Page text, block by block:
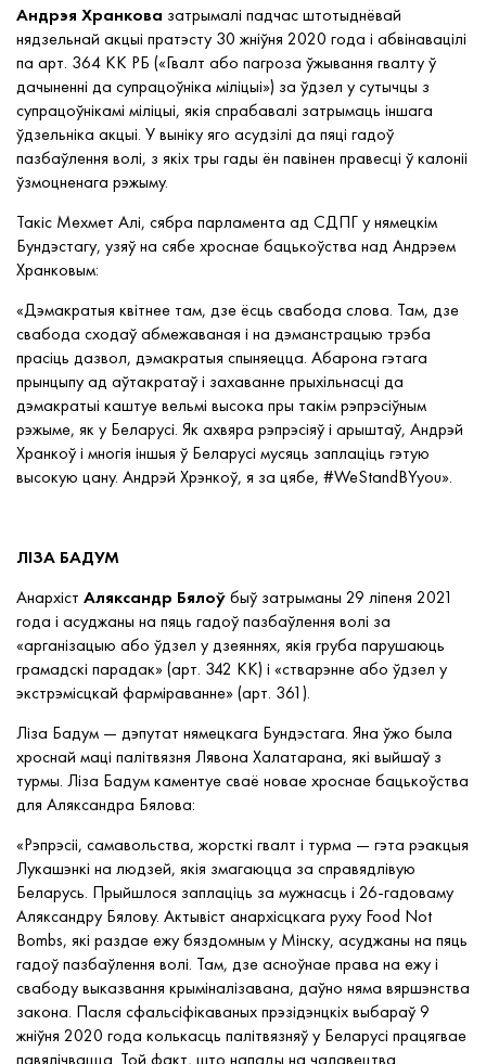
Андрэя Хранкова затрымалі падчас штотыднёвай
нядзельнай акцыі пратэсту 30 жніўня 2020 года і абвінавацілі
па арт. 364 КК РБ («Гвалт або пагроза ўжывання гвалту ў
дачыненні да супрацоўніка міліцыі») за ўдзел у сутычцы з
супрацоўнікамі міліцыі, якія спрабавалі затрымаць іншага
ўдзельніка акцыі. У выніку яго асудзілі да пяці гадоў
пазбаўлення волі, з якіх тры гады ён павінен правесці ў калоніі
ўзмоцненага рэжыму.
Такіс Мехмет Алі, сябра парламента ад СДПГ у нямецкім
Бундэстагу, узяў на сябе хроснае бацькоўства над Андрэем
Хранковым:
«Дэмакратыя квітнее там, дзе ёсць свабода слова. Там, дзе
свабода сходаўабмежаваная і на дэманстрацыю трэба
прасіць дазвол, дэмакратыя спыняецца. Абарона гэтага
прынцыпу ад аўтакратаў і захаванне прыхільнасці да
дэмакратыі каштуе вельмі высока пры такім рэпрэсіўным
рэжыме, як у Беларусі. Як ахвяра рэпрэсіяў і арыштаў, Андрэй
Хранкоў і многія іншыя ў Беларусі мусяць заплаціць гэтую
высокую цану. Андрэй Хрэнкоў, я за цябе, #WeStandBYyou».
ЛІЗА БАДУМ
Анархіст Аляксандр Бялоўбыў затрыманы 29 ліпеня 2021
года і асуджаны на пяць гадоў пазбаўлення волі за
«арганізацыю або ўдзел у дзеяннях, якія груба парушаюць
грамадскі парадак» (арт. 342 КК) і «стварэнне або ўдзел у
экстрэмісцкай фарміраванне» (арт. 361).
Ліза Бадум — дэпутат нямецкага Бундэстага. Яна ўжо была
хроснай маці палітвязня Лявона Халатарана, які выйшаў з
турмы. Ліза Бадум каментуе сваё новае хроснае бацькоўства
для Аляксандра Бялова:
«Рэпрэсіі, самавольства, жорсткі гвалт і турма — гэта рэакцыя
Лукашэнкі на людзей, якія змагаюцца за справядлівую
Беларусь. Прыйшлося заплаціць за мужнасць і 26-гадоваму
Аляксандру Бялову. Актывіст анархісцкага руху Food Not
Bombs, які раздае ежу бяздомным у Мінску, асуджаны на пяць
гадоў пазбаўлення волі. Там, дзе асноўнае права на ежу і
свабоду выказвання крыміналізавана, даўно няма вяршэнства
закона. Пасля сфальсіфікаваных прэзідэнцкіх выбараў 9
жніўня 2020 года колькасць палітвязняў у Беларусі працягвае
павялічвацца. Той факт, што напады на чалавецтва